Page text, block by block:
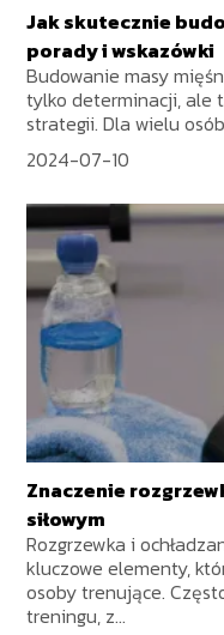
Jak skutecznie
porady i wskazówki
Budowanie masy
tylko determinacji, ale
strategii. Dla wielu
2024-07-10
Znaczenie
siłowym
Rozgrzewka i
kluczowe elementy,
osoby trenujące.
treningu, z...